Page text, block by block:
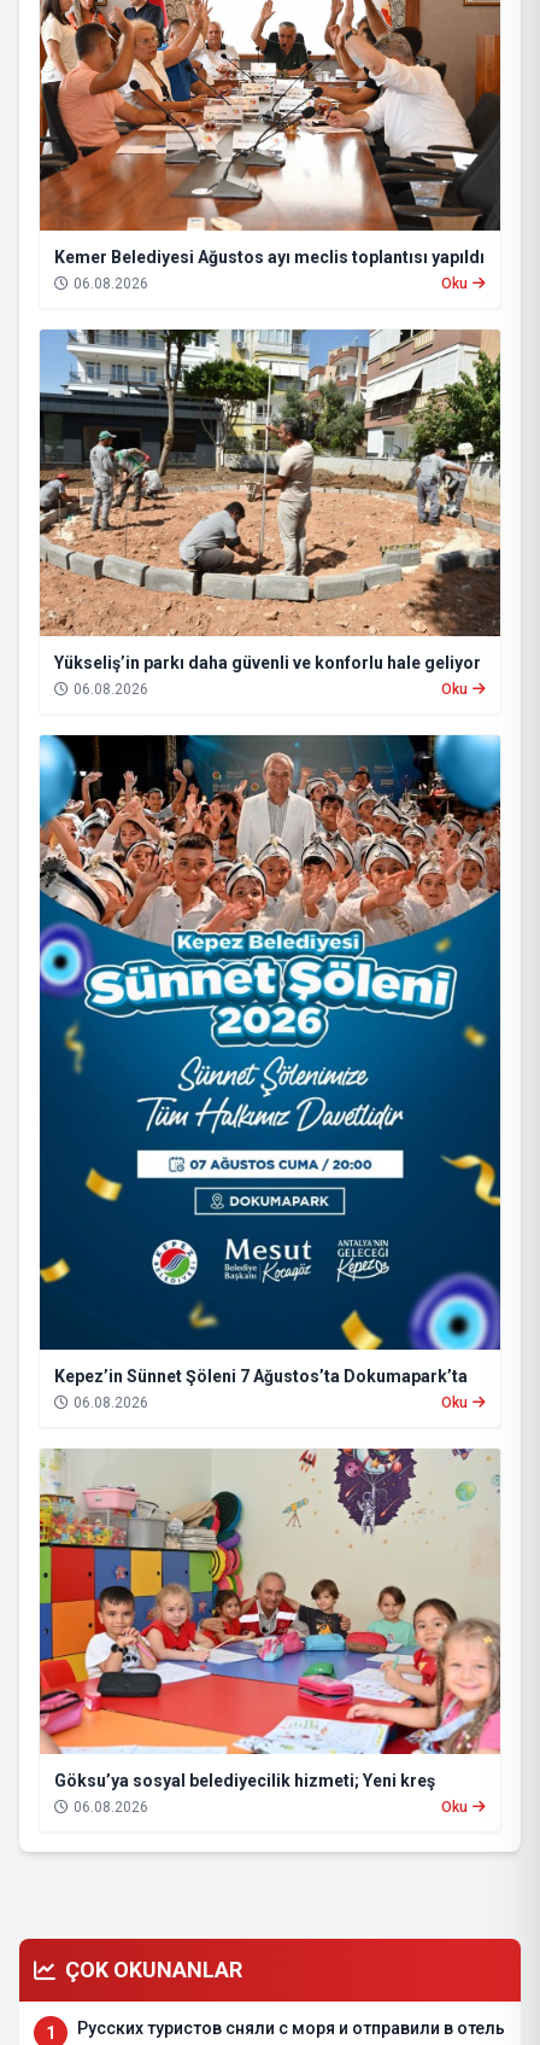
Kemer Belediyesi Ağustos ayı meclis toplantısı yapıldı
06.08.2026 Oku
Yükseliş’in parkı daha güvenli ve konforlu hale geliyor
06.08.2026 Oku
Kepez’in Sünnet Şöleni 7 Ağustos’ta Dokumapark’ta
06.08.2026 Oku
Göksu’ya sosyal belediyecilik hizmeti; Yeni kreş
06.08.2026 Oku
ÇOK OKUNANLAR
1 Русских туристов сняли с моря и отправили в отель